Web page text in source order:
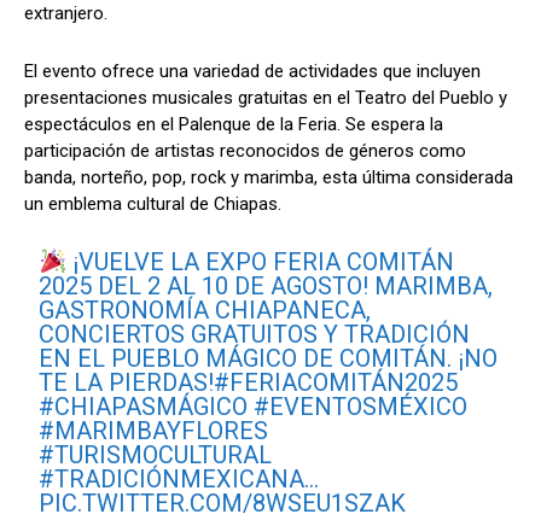
extranjero.
El evento ofrece una variedad de actividades que incluyen
presentaciones musicales gratuitas en el Teatro del Pueblo y
espectáculos en el Palenque de la Feria. Se espera la
participación de artistas reconocidos de géneros como
banda, norteño, pop, rock y marimba, esta última considerada
un emblema cultural de Chiapas.
¡VUELVE LA EXPO FERIA COMITÁN
2025 DEL 2 AL 10 DE AGOSTO! MARIMBA,
GASTRONOMÍA CHIAPANECA,
CONCIERTOS GRATUITOS Y TRADICIÓN
EN EL PUEBLO MÁGICO DE COMITÁN. ¡NO
TE LA PIERDAS!#FERIACOMITÁN2025
#CHIAPASMÁGICO #EVENTOSMÉXICO
#MARIMBAYFLORES
#TURISMOCULTURAL
#TRADICIÓNMEXICANA…
PIC.TWITTER.COM/8WSEU1SZAK